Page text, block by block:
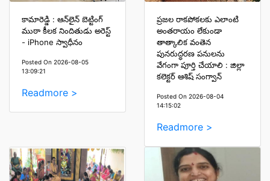
కామారెడ్డి : ఆన్‌లైన్ బెట్టింగ్
ముఠా కీలక నిందితుడు అరెస్ట్
- iPhone స్వాధీనం
Posted On 2026-08-05
13:09:21
Readmore >
ప్రజల రాకపోకలకు ఎలాంటి
అంతరాయం లేకుండా
తాత్కాలిక వంతెన
పునరుద్ధరణ పనులను
వేగంగా పూర్తి చేయాలి : జిల్లా
కలెక్టర్ ఆశిష్ సంగ్వాన్
Posted On 2026-08-04
14:15:02
Readmore >